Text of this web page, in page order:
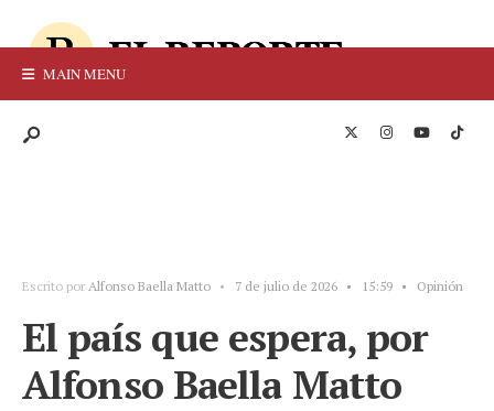
MAIN MENU
Escrito por Alfonso Baella Matto • 7 de julio de 2026 • 15:59 • Opinión
El país que espera, por
Alfonso Baella Matto